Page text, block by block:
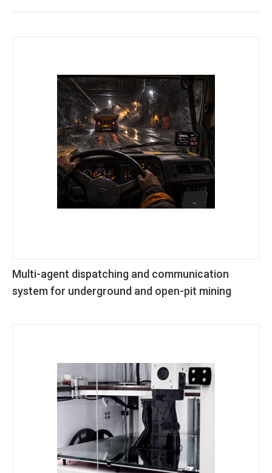
Multi-agent dispatching and communication
system for underground and open-pit mining